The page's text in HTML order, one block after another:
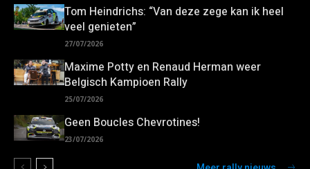
Tom Heindrichs: “Van deze zege kan ik heel
veel genieten”
27/07/2026
Maxime Potty en Renaud Herman weer
Belgisch Kampioen Rally
25/07/2026
Geen Boucles Chevrotines!
23/07/2026